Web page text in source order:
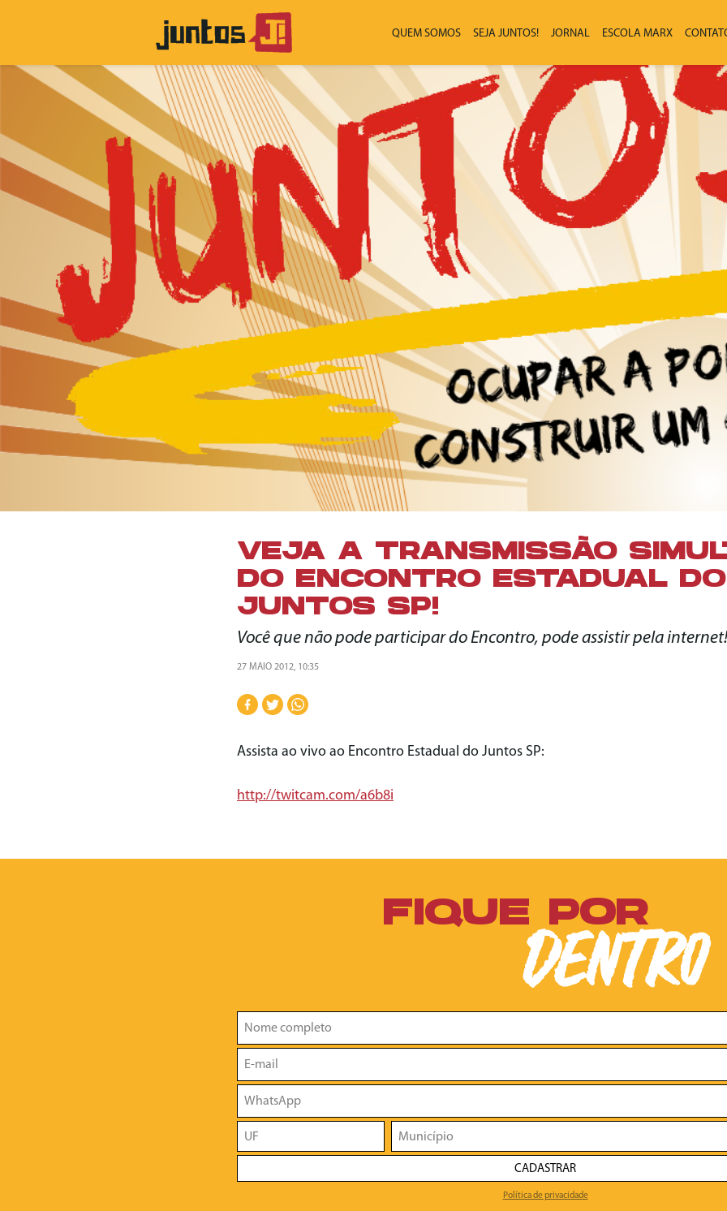
QUEM SOMOS SEJA JUNTOS! JORNAL ESCOLA MARX
VEJA A TRANSMISSÃO
DO ENCONTRO ESTADUAL DO
JUNTOS SP!
Você que não pode participar do Encontro, pode assistir pela internet!
27 MAIO 2012, 10:35
Assista ao vivo ao Encontro Estadual do Juntos SP:
http://twitcam.com/a6b8i
FIQUE POR
DENTRO
CADASTRAR
Política de privacidade